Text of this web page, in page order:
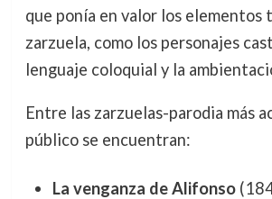
que ponía en valor los elementos
zarzuela, como los personajes
lenguaje coloquial y la
Entre las zarzuelas-parodia más
público se encuentran:
La venganza de Alifonso